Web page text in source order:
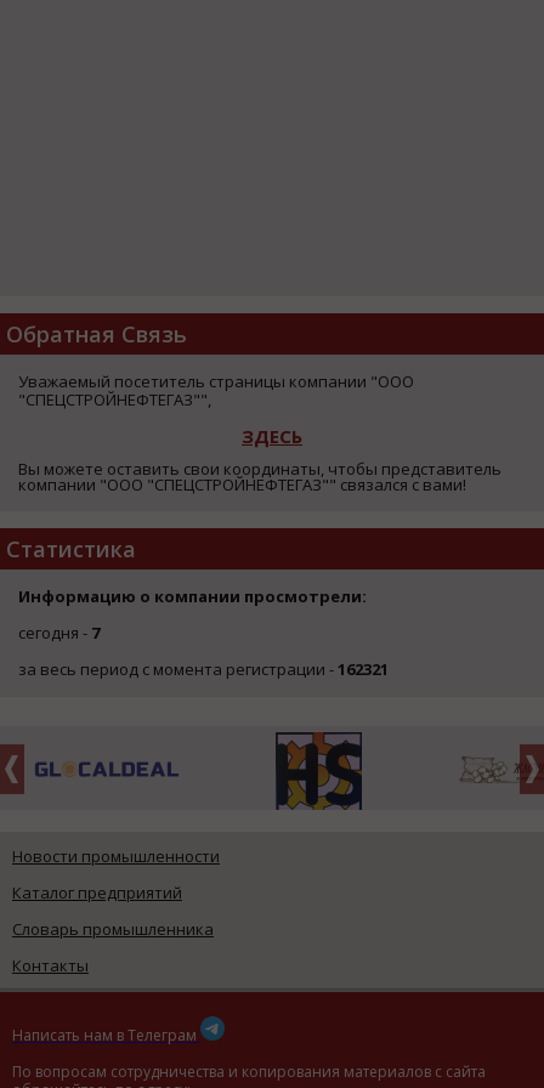
Обратная Связь
Уважаемый посетитель страницы компании "ООО
"СПЕЦСТРОЙНЕФТЕГАЗ"",
ЗДЕСЬ
Вы можете оставить свои координаты, чтобы представитель
компании "ООО "СПЕЦСТРОЙНЕФТЕГАЗ"" связался с вами!
Статистика
Информацию о компании просмотрели:
сегодня - 7
за весь период с момента регистрации -162321
Новости промышленности
Каталог предприятий
Словарь промышленника
Контакты
Написать нам в Телеграм
По вопросам сотрудничества и копирования материалов с сайта